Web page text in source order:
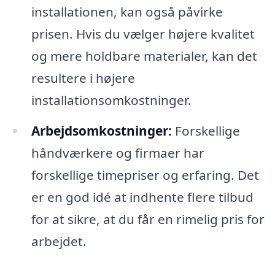
installationen, kan også påvirke
prisen. Hvis du vælger højere kvalitet
og mere holdbare materialer, kan det
resultere i højere
installationsomkostninger.
Arbejdsomkostninger: Forskellige
håndværkere og firmaer har
forskellige timepriser og erfaring. Det
er en god idé at indhente flere tilbud
for at sikre, at du får en rimelig pris for
arbejdet.